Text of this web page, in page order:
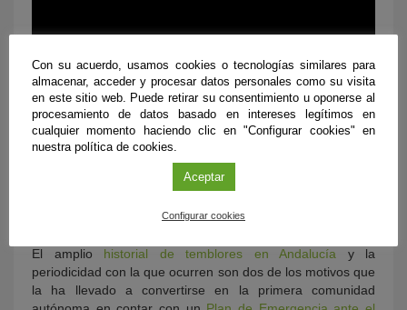
El amplio historial de temblores en Andalucía y la
periodicidad con la que ocurren son dos de los motivos que
la ha llevado a convertirse en la primera comunidad
Con su acuerdo, usamos cookies o tecnologías similares para
almacenar, acceder y procesar datos personales como su visita
en este sitio web. Puede retirar su consentimiento u oponerse al
procesamiento de datos basado en intereses legítimos en
cualquier momento haciendo clic en "Configurar cookies" en
nuestra política de cookies.
Aceptar
Configurar cookies